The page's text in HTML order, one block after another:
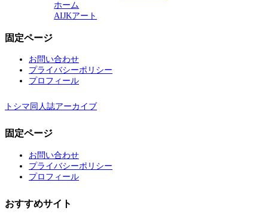
ホーム
AIJKアート
固定ページ
お問い合わせ
プライバシーポリシー
プロフィール
トシマ同人誌アーカイブ
固定ページ
お問い合わせ
プライバシーポリシー
プロフィール
おすすめサイト